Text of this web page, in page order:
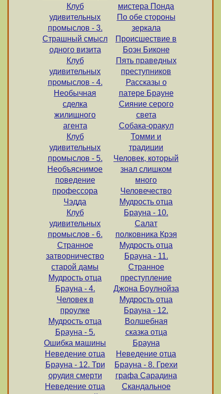
Клуб
удивительных
промыслов - 3.
Страшный смысл
одного визита
Клуб
удивительных
промыслов - 4.
Необычная
сделка
жилищного
агента
Клуб
удивительных
промыслов - 5.
Необъяснимое
поведение
профессора
Чэдда
Клуб
удивительных
промыслов - 6.
Странное
затворничество
старой дамы
Мудрость отца
Брауна - 4.
Человек в
проулке
Мудрость отца
Брауна - 5.
Ошибка машины
Неведение отца
Брауна - 12. Три
орудия смерти
Неведение отца
мистера Понда
По обе стороны
зеркала
Происшествие в
Боэн Биконе
Пять праведных
преступников
Рассказы о
патере Брауне
Сияние серого
света
Собака-оракул
Томми и
традиции
Человек, который
знал слишком
много
Человечество
Мудрость отца
Брауна - 10.
Салат
полковника Крэя
Мудрость отца
Брауна - 11.
Странное
преступление
Джона Боулнойза
Мудрость отца
Брауна - 12.
Волшебная
сказка отца
Брауна
Неведение отца
Брауна - 8. Грехи
графа Сарадина
Скандальное